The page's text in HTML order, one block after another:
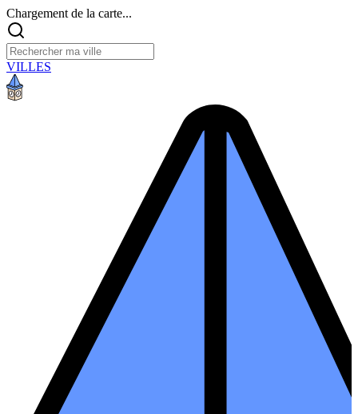
Chargement de la carte...
VILLES